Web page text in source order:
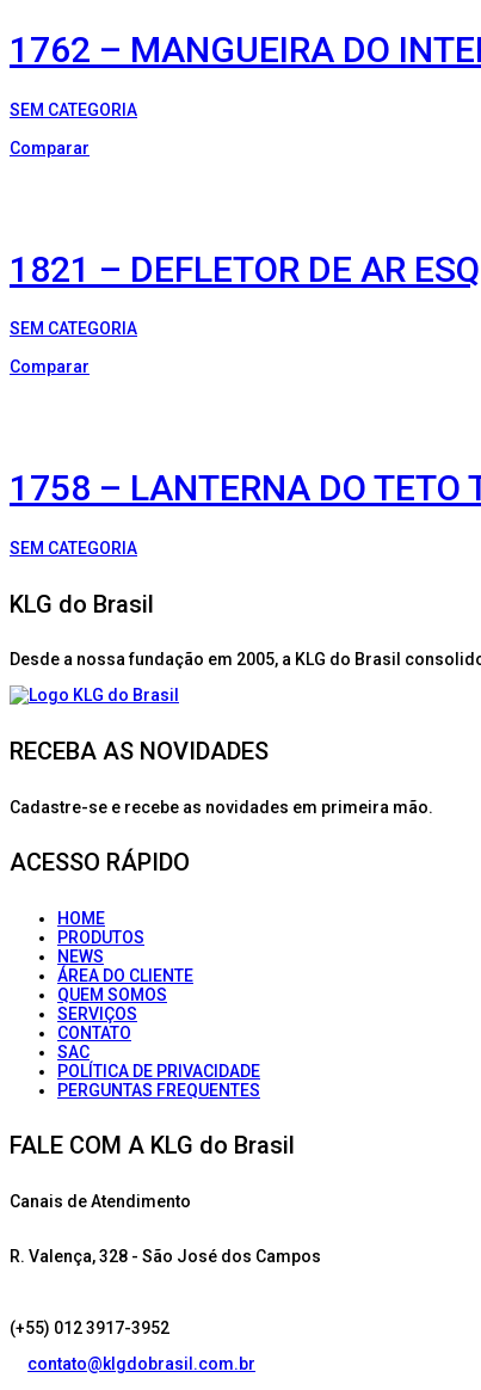
1762 – MANGUEIRA DO
SEM CATEGORIA
Comparar
1821 – DEFLETOR DE AR
SEM CATEGORIA
Comparar
1758 – LANTERNA DO TETO
SEM CATEGORIA
KLG do Brasil
Desde a nossa fundação em 2005, a KLG do Brasil
RECEBA AS NOVIDADES
Cadastre-se e recebe as novidades em primeira mão.
ACESSO RÁPIDO
HOME
PRODUTOS
NEWS
ÁREA DO CLIENTE
QUEM SOMOS
SERVIÇOS
CONTATO
SAC
POLÍTICA DE PRIVACIDADE
PERGUNTAS FREQUENTES
FALE COM A KLG do Brasil
Canais de Atendimento
R. Valença, 328 - São José dos Campos
(+55) 012 3917-3952
contato@klgdobrasil.com.br